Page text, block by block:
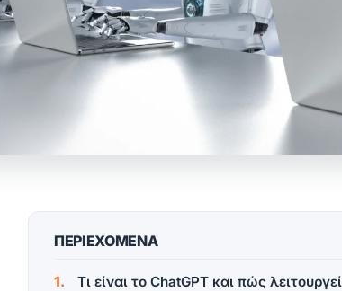
ΠΕΡΙΕΧΟΜΕΝΑ
Τι είναι το ChatGPT και πώς λειτουργεί